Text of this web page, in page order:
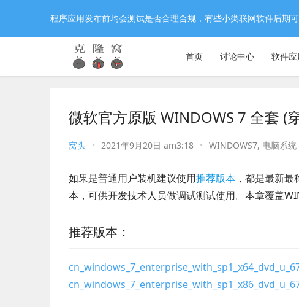
首页 讨论中心 软件应
微软官方原版 WINDOWS 7 全套 (
窝头 • 2021年9月20日 am3:18 • WINDOWS7, 电脑系统
如果是普通用户装机建议使用推荐版本 ，都是最新
本，可供开发技术人员做调试测试使用。本章覆盖
推荐版本：
程序应用发布前均会测试是否合理合规，有些小类联网软件后期